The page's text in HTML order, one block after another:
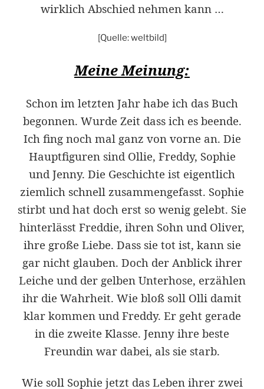
wirklich Abschied nehmen kann …
[Quelle: weltbild]
Meine Meinung:
Schon im letzten Jahr habe ich das Buch
begonnen. Wurde Zeit dass ich es beende.
Ich fing noch mal ganz von vorne an. Die
Hauptfiguren sind Ollie, Freddy, Sophie
und Jenny. Die Geschichte ist eigentlich
ziemlich schnell zusammengefasst. Sophie
stirbt und hat doch erst so wenig gelebt. Sie
hinterlässt Freddie, ihren Sohn und Oliver,
ihre große Liebe. Dass sie tot ist, kann sie
gar nicht glauben. Doch der Anblick ihrer
Leiche und der gelben Unterhose, erzählen
ihr die Wahrheit. Wie bloß soll Olli damit
klar kommen und Freddy. Er geht gerade
in die zweite Klasse. Jenny ihre beste
Freundin war dabei, als sie starb.
Wie soll Sophie jetzt das Leben ihrer zwei